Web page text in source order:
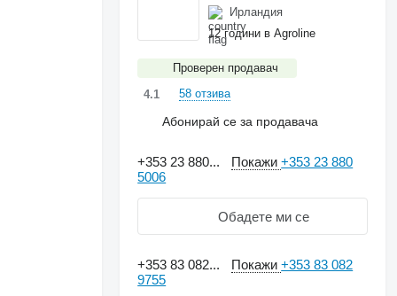
Ирландия
12 години в Agroline
Проверен продавач
4.1
58 отзива
Абонирай се за продавача
+353 23 880... Покажи+353 23 880
5006
Обадете ми се
+353 83 082... Покажи+353 83 082
9755